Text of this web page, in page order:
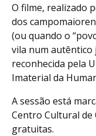
O filme, realizado
dos
(ou quando o
vila num autêntico
reconhecida pela
Imaterial da
A sessão está
Centro Cultural de
gratuitas.